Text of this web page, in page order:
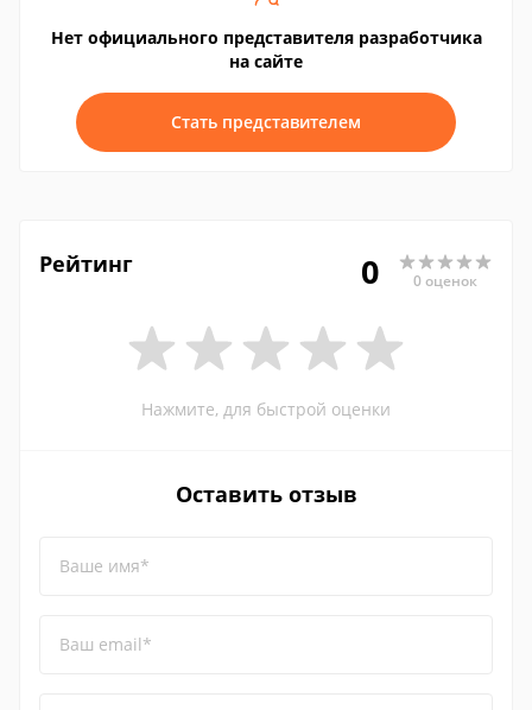
Нет официального представителя разработчика
на сайте
Стать представителем
Рейтинг 0 0 оценок
Нажмите, для быстрой оценки
Оставить отзыв
Ваше имя*
Ваш email*